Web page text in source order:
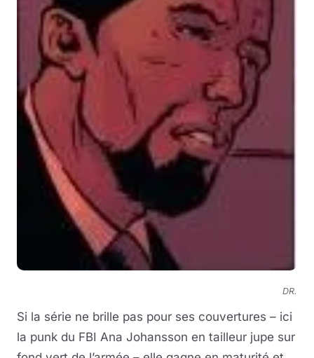
DR.
Si la série ne brille pas pour ses couvertures – ici
la punk du FBI Ana Johansson en tailleur jupe sur